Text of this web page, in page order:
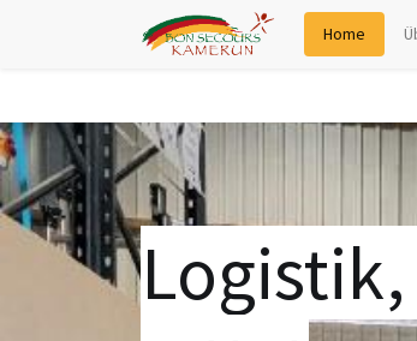
Home